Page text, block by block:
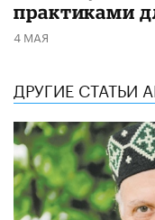
практиками
4 МАЯ
ДРУГИЕ СТАТЬИ